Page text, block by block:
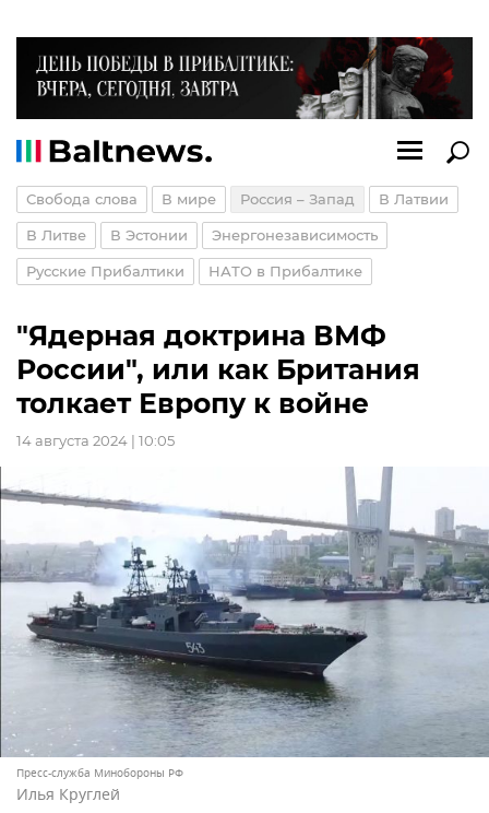
Свобода слова В мире Россия – Запад В Латвии
В Литве В Эстонии Энергонезависимость
Русские Прибалтики НАТО в Прибалтике
"Ядерная доктрина ВМФ
России", или как Британия
толкает Европу к войне
14 августа 2024 | 10:05
Пресс-служба Минобороны РФ
Илья Круглей